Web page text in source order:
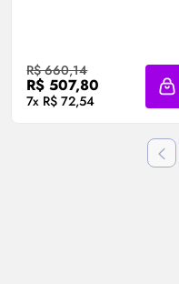
R$ 660,14
R$ 507,80
7x R$ 72,54